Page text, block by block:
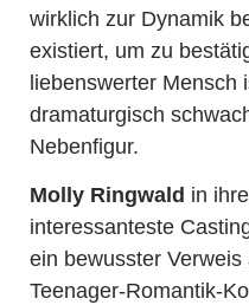
wirklich zur Dynamik
existiert, um zu
liebenswerter Mensch
dramaturgisch
Nebenfigur.
Molly Ringwald in
interessanteste
ein bewusster
Teenager-Romantik-